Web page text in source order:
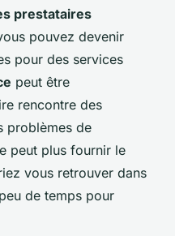
prestataires
pouvez devenir
pour des services
peut être
rencontre des
problèmes de
peut plus fournir le
vous retrouver dans
de temps pour